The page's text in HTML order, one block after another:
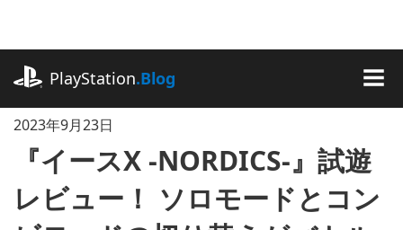
に
ッ
PlayStation.Blog
2023年9月23日
『イースX -NORDICS-』試遊
レビュー！ ソロモードとコン